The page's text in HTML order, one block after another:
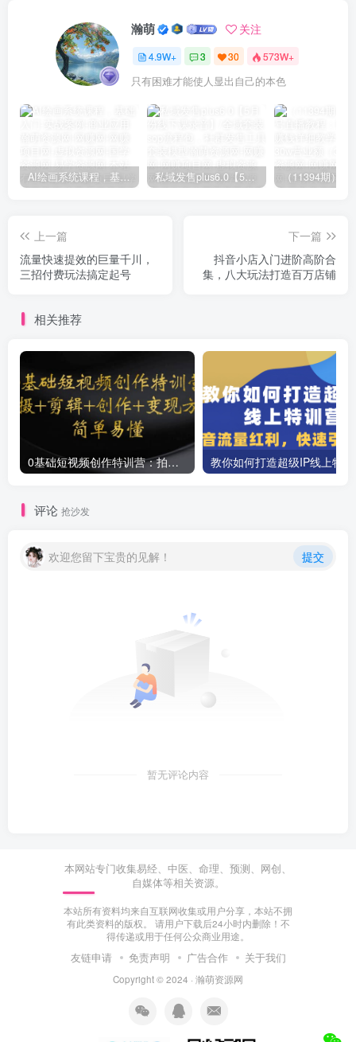
瀚萌 关注
4.9W+ 3 30 573W+
只有困难才能使人显出自己的本色
AI绘画系统课程，基础入门-实战案例-商业应用 私域发售plus6.0【5月份线下课录音】/全域套装sop流程包，社群发售工具套装模型
上一篇
流量快速提效的巨量千川，
三招付费玩法搞定起号
下一篇
抖音小店入门进阶高阶合
集，八大玩法打造百万店铺
相关推荐
0基础短视频创作特训营：拍摄+剪辑+创作+变现方法
评论 抢沙发
欢迎您留下宝贵的见解！ 提交
暂无评论内容
本网站专门收集易经、中医、命理、预测、网创、
自媒体等相关资源。
本站所有资料均来自互联网收集或用户分享，本站不拥
有此类资料的版权。 请用户下载后24小时内删除！不
得传递或用于任何公众商业用途。
友链申请 免责声明 广告合作 关于我们
Copyright © 2024 · 瀚萌资源网